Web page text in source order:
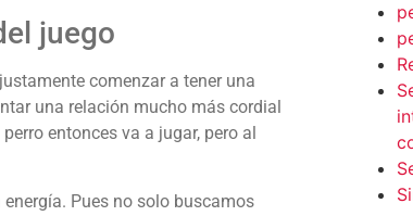
juego
comenzar a tener una
una relación mucho más cordial
entonces va a jugar, pero al
Pues no solo buscamos